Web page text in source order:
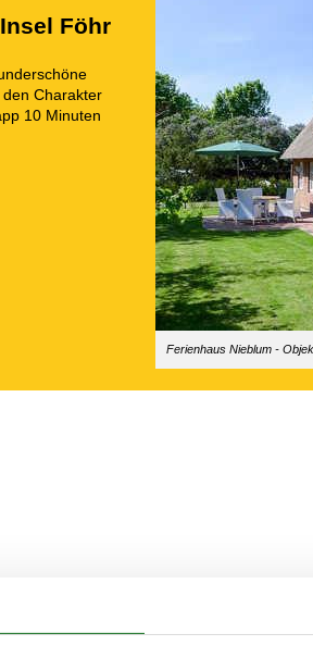
Föhr
Charakter
10 Minuten
Ferienhaus Nieblum -